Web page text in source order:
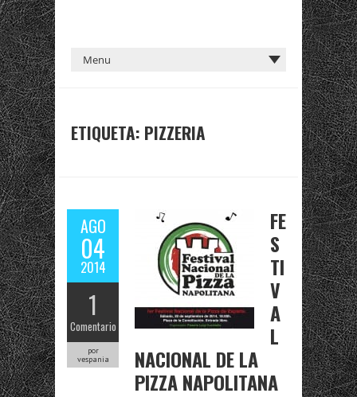
ETIQUETA: PIZZERIA
AGO
04
2014
1
Comentario
por
vespania
FE
S
TI
V
A
L
NACIONAL DE LA
PIZZA NAPOLITANA